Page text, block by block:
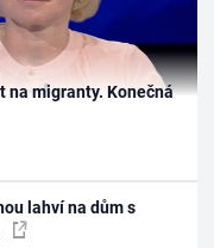
na migranty. Konečná
lahví na dům s